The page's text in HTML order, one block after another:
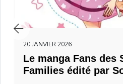
20 JANVIER 2026
Le manga Fans des
Families édité par